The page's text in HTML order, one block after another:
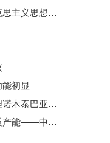
伟大征程丨延安整风：一次深刻的马克思主义思想教育运动
初显
中铝集团董事长段向东与蒙古国副总理诺木泰巴亚尔举行会谈
锻造无愧时代无愧使命的世界一流新质产能——中国有色金属工业的战略应对与破局之道（二）